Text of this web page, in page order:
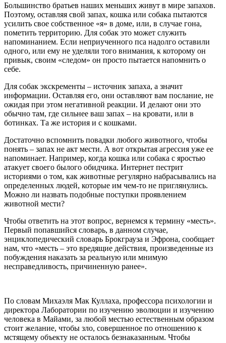
Большинство братьев наших меньших живут в мире запахов.
Поэтому, оставляя свой запах, кошка или собака пытаются
усилить свое собственное «я» в доме, или, в случае гона,
пометить территорию. Для собак это может служить
напоминанием. Если неприученного пса надолго оставили
одного, или ему не уделяли того внимания, к которому он
привык, своим «следом» он просто пытается напомнить о
себе.
Для собак экскременты – источник запаха, а значит
информации. Оставляя его, они оставляют вам послание, не
ожидая при этом негативной реакции. И делают они это
обычно там, где сильнее ваш запах – на кровати, или в
ботинках. Та же история и с кошками.
Достаточно вспомнить повадки любого животного, чтобы
понять – запах не акт мести. А вот открытая агрессия уже ее
напоминает. Например, когда кошка или собака с яростью
атакует своего былого обидчика. Интернет пестрит
историями о том, как животные регулярно набрасывались на
определенных людей, которые им чем-то не приглянулись.
Можно ли назвать подобные поступки проявлением
животной мести?
Чтобы ответить на этот вопрос, вернемся к термину «месть».
Первый попавшийся словарь, в данном случае,
энциклопедический словарь Брокграуза и Эфрона, сообщает
нам, что «месть – это вредящие действия, произведенные из
побуждения наказать за реальную или мнимую
несправедливость, причиненную ранее».
По словам Михаэля Мак Куллаха, профессора психологии и
директора Лаборатории по изучению эволюции и изучению
человека в Майами, за любой местью естественным образом
стоит желание, чтобы зло, совершенное по отношению к
мстящему объекту не осталось безнаказанным. Чтобы